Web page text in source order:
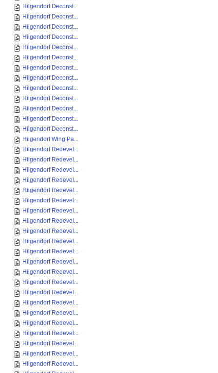
Hilgendorf Deconst...
Hilgendorf Deconst...
Hilgendorf Deconst...
Hilgendorf Deconst...
Hilgendorf Deconst...
Hilgendorf Deconst...
Hilgendorf Deconst...
Hilgendorf Deconst...
Hilgendorf Deconst...
Hilgendorf Deconst...
Hilgendorf Deconst...
Hilgendorf Deconst...
Hilgendorf Deconst...
Hilgendorf Wing Pa...
Hilgendorf Redevel...
Hilgendorf Redevel...
Hilgendorf Redevel...
Hilgendorf Redevel...
Hilgendorf Redevel...
Hilgendorf Redevel...
Hilgendorf Redevel...
Hilgendorf Redevel...
Hilgendorf Redevel...
Hilgendorf Redevel...
Hilgendorf Redevel...
Hilgendorf Redevel...
Hilgendorf Redevel...
Hilgendorf Redevel...
Hilgendorf Redevel...
Hilgendorf Redevel...
Hilgendorf Redevel...
Hilgendorf Redevel...
Hilgendorf Redevel...
Hilgendorf Redevel...
Hilgendorf Redevel...
Hilgendorf Redevel...